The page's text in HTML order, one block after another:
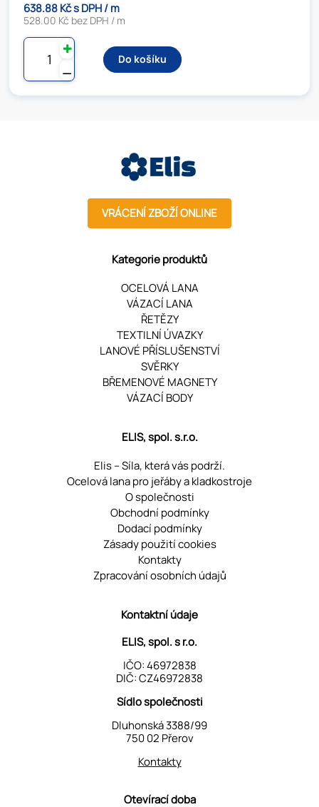
638.88 Kč s DPH / m
528.00 Kč bez DPH / m
⚊
✚
Do košíku
VRÁCENÍ ZBOŽÍ ONLINE
Kategorie produktů
OCELOVÁ LANA
VÁZACÍ LANA
ŘETĚZY
TEXTILNÍ ÚVAZKY
LANOVÉ PŘÍSLUŠENSTVÍ
SVĚRKY
BŘEMENOVÉ MAGNETY
VÁZACÍ BODY
ELIS, spol. s.r.o.
Elis – Síla, která vás podrží.
Ocelová lana pro jeřáby a kladkostroje
O společnosti
Obchodní podmínky
Dodací podmínky
Zásady použití cookies
Kontakty
Zpracování osobních údajů
Kontaktní údaje
ELIS, spol. s r.o.
IČO: 46972838
DIČ: CZ46972838
Sídlo společnosti
Dluhonská 3388/99
750 02 Přerov
Kontakty
Otevírací doba